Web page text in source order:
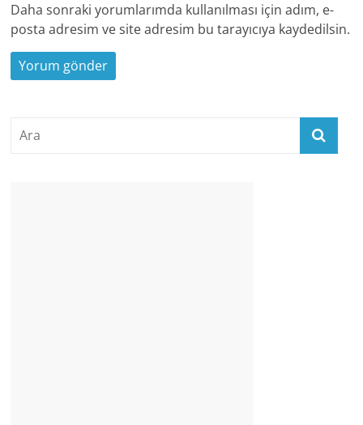
Daha sonraki yorumlarımda kullanılması için adım, e-
posta adresim ve site adresim bu tarayıcıya kaydedilsin.